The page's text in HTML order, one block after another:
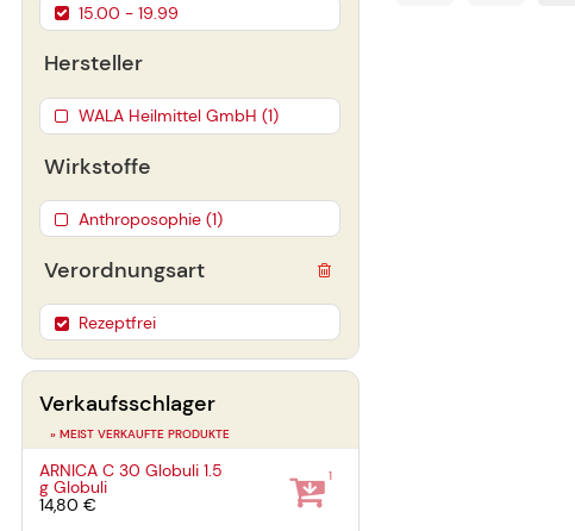
15.00 - 19.99
Hersteller
WALA Heilmittel GmbH (1)
Wirkstoffe
Anthroposophie (1)
Verordnungsart
Rezeptfrei
Verkaufsschlager
» MEIST VERKAUFTE PRODUKTE
ARNICA C 30 Globuli1.5
gGlobuli
14,80 €
1